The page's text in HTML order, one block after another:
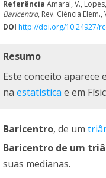
Referência Amaral, V.,
Baricentro, Rev. Ciência Elem.,
DOI http://doi.org/10.24927/
Resumo
Este conceito aparece
na estatística e em
Baricentro, de um
Baricentro de um
suas medianas.